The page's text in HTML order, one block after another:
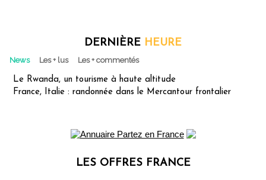
DERNIÈRE HEURE
News Les + lus Les + commentés
Le Rwanda, un tourisme à haute altitude
France, Italie : randonnée dans le Mercantour frontalier
LES OFFRES FRANCE